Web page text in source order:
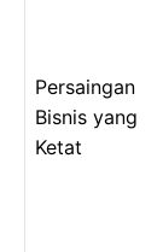
Persaingan
Bisnis yang
Ketat